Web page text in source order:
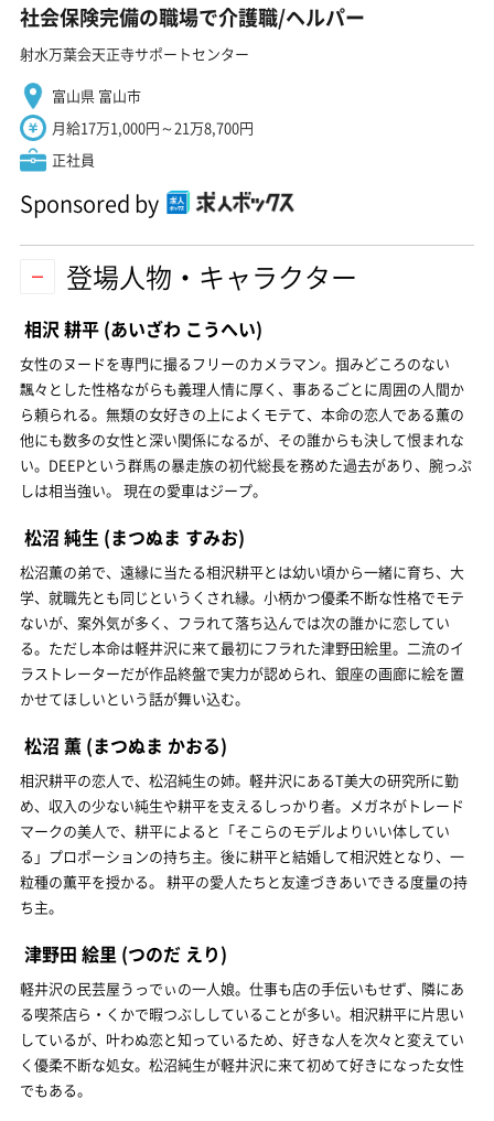
社会保険完備の職場で介護職/ヘルパー
射水万葉会天正寺サポートセンター
富山県 富山市
月給17万1,000円～21万8,700円
正社員
Sponsored by
登場人物・キャラクター
相沢 耕平 (あいざわ こうへい)
女性のヌードを専門に撮るフリーのカメラマン。掴みどころのない
飄々とした性格ながらも義理人情に厚く、事あるごとに周囲の人間か
ら頼られる。無類の女好きの上によくモテて、本命の恋人である薫の
他にも数多の女性と深い関係になるが、その誰からも決して恨まれな
い。DEEPという群馬の暴走族の初代総長を務めた過去があり、腕っぷ
しは相当強い。 現在の愛車はジープ。
松沼 純生 (まつぬま すみお)
松沼薫の弟で、遠縁に当たる相沢耕平とは幼い頃から一緒に育ち、大
学、就職先とも同じというくされ縁。小柄かつ優柔不断な性格でモテ
ないが、案外気が多く、フラれて落ち込んでは次の誰かに恋してい
る。ただし本命は軽井沢に来て最初にフラれた津野田絵里。二流のイ
ラストレーターだが作品終盤で実力が認められ、銀座の画廊に絵を置
かせてほしいという話が舞い込む。
松沼 薫 (まつぬま かおる)
相沢耕平の恋人で、松沼純生の姉。軽井沢にあるT美大の研究所に勤
め、収入の少ない純生や耕平を支えるしっかり者。メガネがトレード
マークの美人で、耕平によると「そこらのモデルよりいい体してい
る」プロポーションの持ち主。後に耕平と結婚して相沢姓となり、一
粒種の薫平を授かる。 耕平の愛人たちと友達づきあいできる度量の持
ち主。
津野田 絵里 (つのだ えり)
軽井沢の民芸屋うっでぃの一人娘。仕事も店の手伝いもせず、隣にあ
る喫茶店ら・くかで暇つぶししていることが多い。相沢耕平に片思い
しているが、叶わぬ恋と知っているため、好きな人を次々と変えてい
く優柔不断な処女。松沼純生が軽井沢に来て初めて好きになった女性
でもある。